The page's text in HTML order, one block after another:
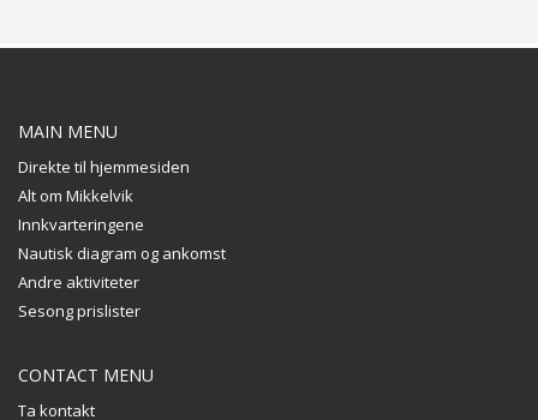
MAIN MENU
Direkte til hjemmesiden
Alt om Mikkelvik
Innkvarteringene
Nautisk diagram og ankomst
Andre aktiviteter
Sesong prislister
CONTACT MENU
Ta kontakt